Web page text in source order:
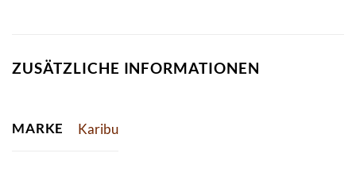
ZUSÄTZLICHE INFORMATIONEN
MARKE Karibu